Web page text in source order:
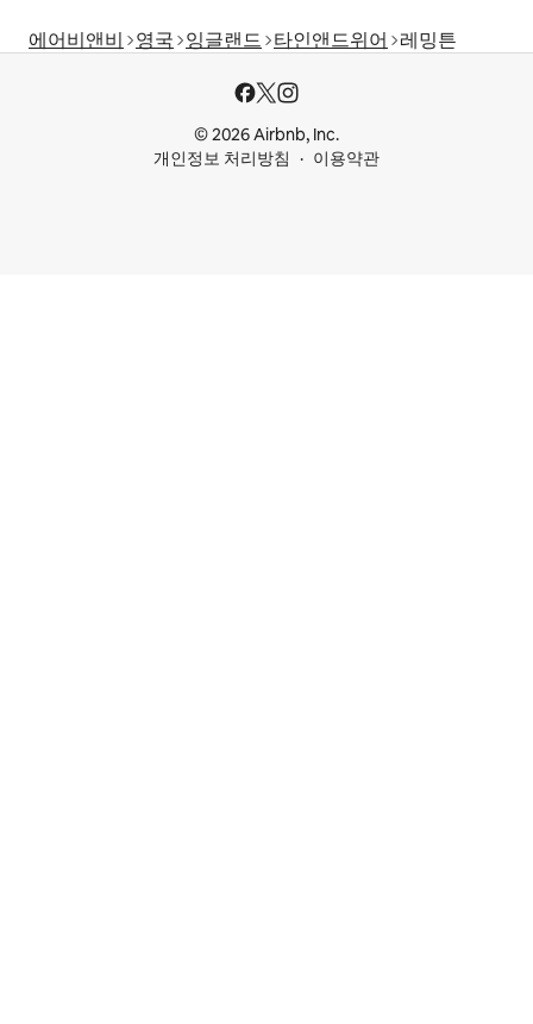
에어비앤비 영국 잉글랜드 타인앤드위어 레밍튼
© 2026 Airbnb, Inc.
개인정보 처리방침
이용약관